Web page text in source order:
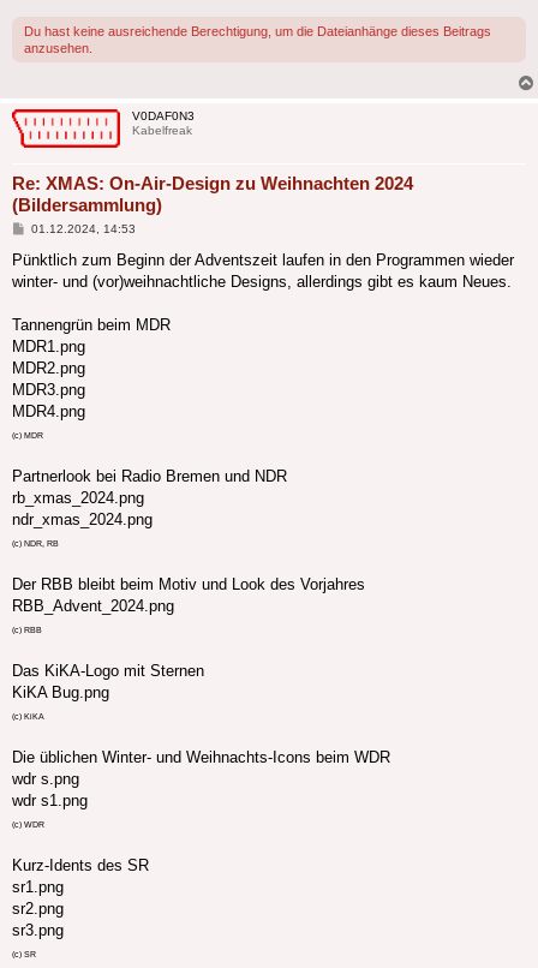
Du hast keine ausreichende Berechtigung, um die Dateianhänge dieses Beitrags
anzusehen.
V0DAF0N3
Kabelfreak
Re: XMAS: On-Air-Design zu Weihnachten 2024
(Bildersammlung)
Beitrag
01.12.2024, 14:53
Pünktlich zum Beginn der Adventszeit laufen in den Programmen wieder
winter- und (vor)weihnachtliche Designs, allerdings gibt es kaum Neues.
Tannengrün beim MDR
MDR1.png
MDR2.png
MDR3.png
MDR4.png
(c) MDR
Partnerlook bei Radio Bremen und NDR
rb_xmas_2024.png
ndr_xmas_2024.png
(c) NDR, RB
Der RBB bleibt beim Motiv und Look des Vorjahres
RBB_Advent_2024.png
(c) RBB
Das KiKA-Logo mit Sternen
KiKA Bug.png
(c) KiKA
Die üblichen Winter- und Weihnachts-Icons beim WDR
wdr s.png
wdr s1.png
(c) WDR
Kurz-Idents des SR
sr1.png
sr2.png
sr3.png
(c) SR